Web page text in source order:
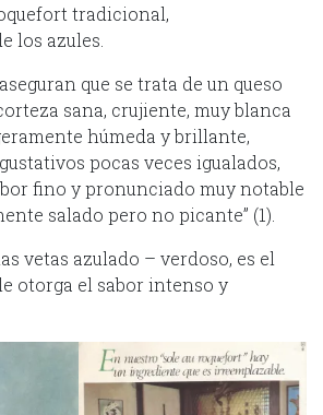
tradicional,
los azules.
que se trata de un queso
sana, crujiente, muy blanca
húmeda y brillante,
pocas veces igualados,
fino y pronunciado muy notable
salado pero no picante” (1).
vetas azulado – verdoso, es el
otorga el sabor intenso y